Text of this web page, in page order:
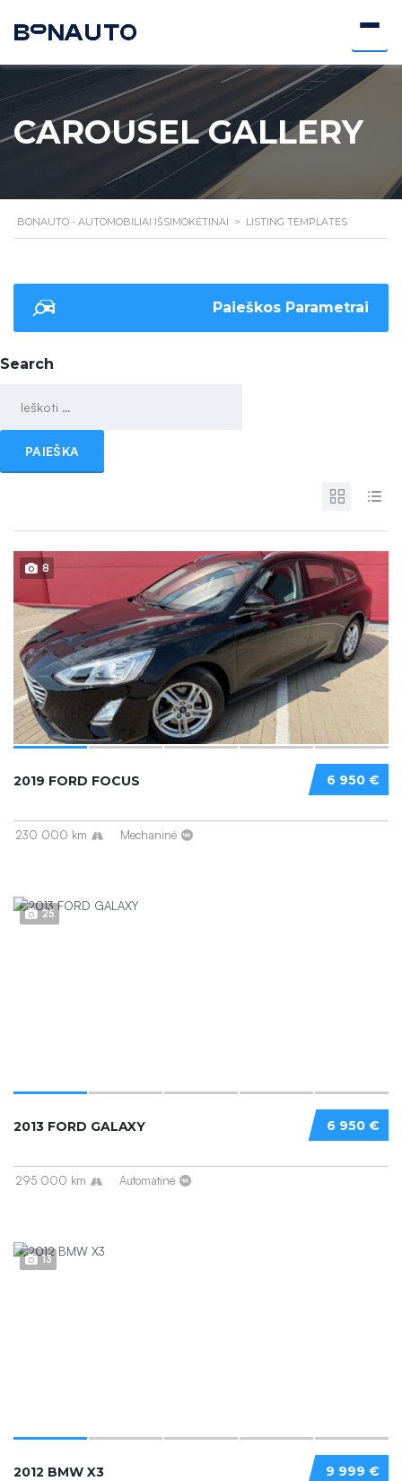
CAROUSEL GALLERY
BONAUTO - AUTOMOBILIAI IŠSIMOKĖTINAI > LISTING TEMPLATES
Paieškos Parametrai
Search
8
6 950 €
2019 FORD FOCUS
230 000 km Mechaninė
25
6 950 €
2013 FORD GALAXY
295 000 km Automatinė
13
9 999 €
2012 BMW X3